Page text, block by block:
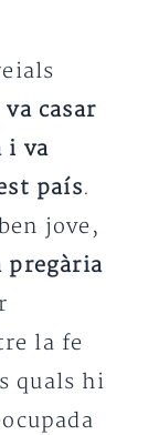
va casar
i va
país.
jove,
pregària
la fe
quals hi